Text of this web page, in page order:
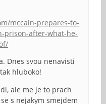
mccain-prepares-to-
prison-after-what-he-
Dnes svou nenavisti
hluboko!
ale me je to prach
s nejakym smejdem